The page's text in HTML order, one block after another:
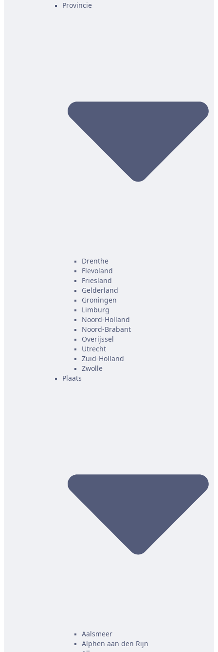
Provincie
Drenthe
Flevoland
Friesland
Gelderland
Groningen
Limburg
Noord-Holland
Noord-Brabant
Overijssel
Utrecht
Zuid-Holland
Zwolle
Plaats
Aalsmeer
Alphen aan den Rijn